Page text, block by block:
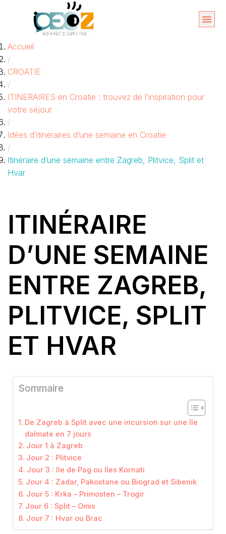
contenu
Accueil
/
CROATIE
/
ITINERAIRES en Croatie : trouvez de l’inspiration pour
votre séjour
/
Idées d’itinéraires d’une semaine en Croatie
/
Itinéraire d’une semaine entre Zagreb, Plitvice, Split et
Hvar
ITINÉRAIRE
D’UNE SEMAINE
ENTRE ZAGREB,
PLITVICE, SPLIT
ET HVAR
Sommaire
De Zagreb à Split avec une incursion sur une île
dalmate en 7 jours
Jour 1 à Zagreb
Jour 2 : Plitvice
Jour 3 : Ile de Pag ou Iles Kornati
Jour 4 : Zadar, Pakostane ou Biograd et Sibenik
Jour 5 : Krka – Primosten – Trogir
Jour 6 : Split – Omis
Jour 7 : Hvar ou Brac